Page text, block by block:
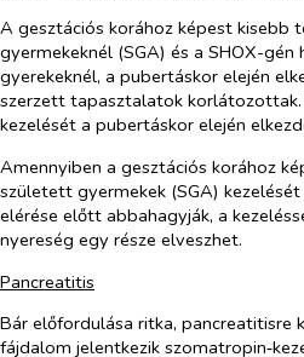
A gesztációs korához képest kisebb
gyermekeknél (SGA) és a SHOX-gén
gyerekeknél, a pubertáskor elején
szerzett tapasztalatok
kezelését a pubertáskor elején
Amennyiben a gesztációs korához
született gyermekek (SGA)
elérése előtt abbahagyják, a
nyereség egy része elveszhet.
Pancreatitis
Bár előfordulása ritka, pancreatitisre
fájdalom jelentkezik